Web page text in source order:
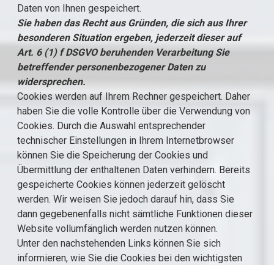
Daten von Ihnen gespeichert.
Sie haben das Recht aus Gründen, die sich aus Ihrer
besonderen Situation ergeben, jederzeit dieser auf
Art. 6 (1) f DSGVO beruhenden Verarbeitung Sie
betreffender personenbezogener Daten zu
widersprechen.
Cookies werden auf Ihrem Rechner gespeichert. Daher
haben Sie die volle Kontrolle über die Verwendung von
Cookies. Durch die Auswahl entsprechender
technischer Einstellungen in Ihrem Internetbrowser
können Sie die Speicherung der Cookies und
Übermittlung der enthaltenen Daten verhindern. Bereits
gespeicherte Cookies können jederzeit gelöscht
werden. Wir weisen Sie jedoch darauf hin, dass Sie
dann gegebenenfalls nicht sämtliche Funktionen dieser
Website vollumfänglich werden nutzen können.
Unter den nachstehenden Links können Sie sich
informieren, wie Sie die Cookies bei den wichtigsten